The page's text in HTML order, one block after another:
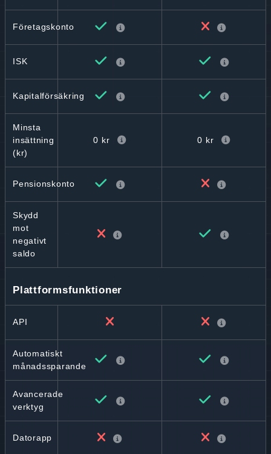
Företagskonto
ISK
Kapitalförsäkring
Minsta
insättning
(kr)
0 kr 0 kr
Pensionskonto
Skydd
mot
negativt
saldo
Plattformsfunktioner
API
Automatiskt
månadssparande
Avancerade
verktyg
Datorapp